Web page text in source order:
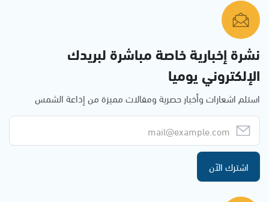
نشرة إخبارية خاصة مباشرة لبريدك
الإلكتروني يوميا
استلم اشعارات وأخبار حصرية ومقالات مميزة من إذاعة الشمس
اشترك الآن